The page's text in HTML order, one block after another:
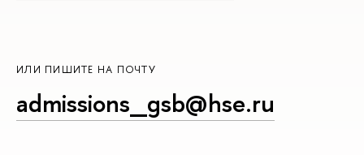
ИЛИ ПИШИТЕ НА ПОЧТУ
admissions_gsb@hse.ru